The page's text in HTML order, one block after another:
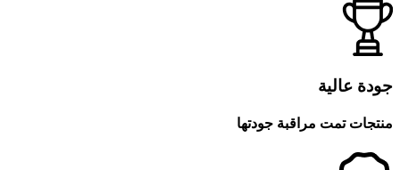
جودة عالية
منتجات تمت مراقبة جودتها